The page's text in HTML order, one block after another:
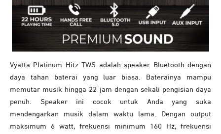
Vyatta Platinum Hitz TWS adalah speaker Bluetooth dengan
daya tahan baterai yang luar biasa. Baterainya mampu
memutar musik hingga 22 jam dengan sekali pengisian daya
penuh. Speaker ini cocok untuk Anda yang suka
mendengarkan musik dalam waktu lama. Dengan output
maksimum 6 watt, frekuensi minimum 160 Hz, frekuensi